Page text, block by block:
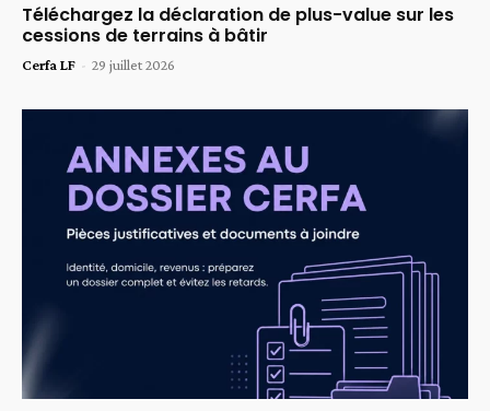
Téléchargez la déclaration de plus-value sur les
cessions de terrains à bâtir
Cerfa LF - 29 juillet 2026